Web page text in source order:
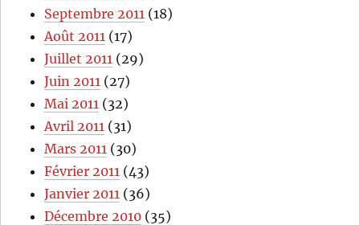
Septembre 2011 (18)
Août 2011 (17)
Juillet 2011 (29)
Juin 2011 (27)
Mai 2011 (32)
Avril 2011 (31)
Mars 2011 (30)
Février 2011 (43)
Janvier 2011 (36)
Décembre 2010 (35)